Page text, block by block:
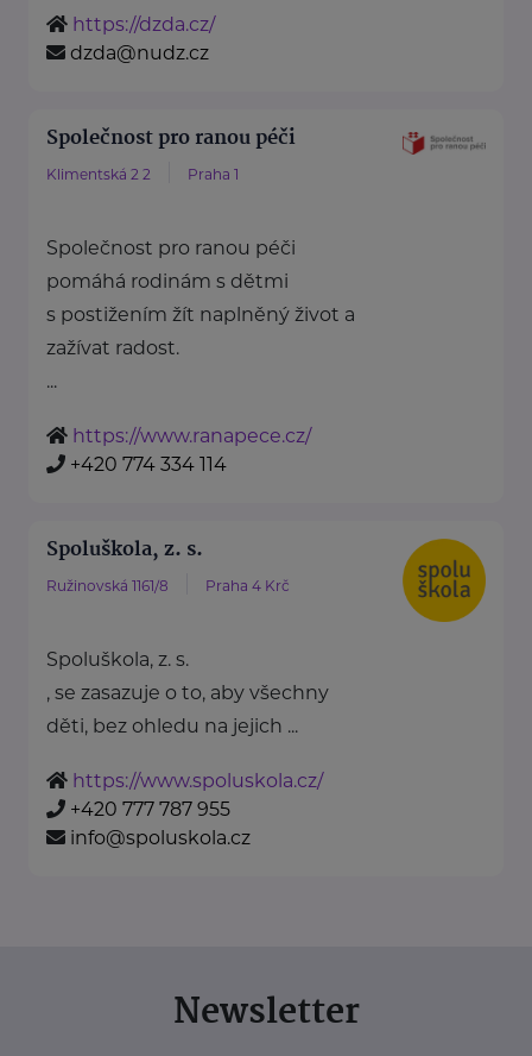
https://dzda.cz/
dzda@nudz.cz
Společnost pro ranou péči
Klimentská 2 2 Praha 1
Společnost pro ranou péči
pomáhá rodinám s dětmi
s postižením žít naplněný život a
zažívat radost.
...
https://www.ranapece.cz/
+420 774 334 114
Spoluškola, z. s.
Ružinovská 1161/8 Praha 4 Krč
Spoluškola, z. s.
, se zasazuje o to, aby všechny
děti, bez ohledu na jejich ...
https://www.spoluskola.cz/
+420 777 787 955
info@spoluskola.cz
Newsletter